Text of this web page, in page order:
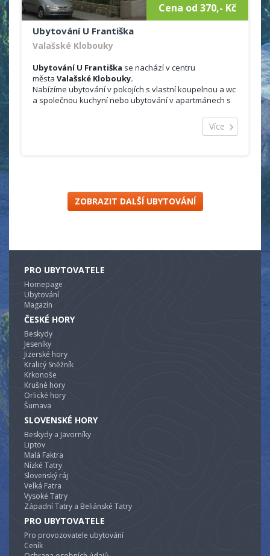
Cena od 370,- Kč
Ubytování U Františka
Valašské Klobouky
Ubytování U Františka se nachází v centru
města Valašské Klobouky.
Nabízíme ubytování v pokojích s vlastní koupelnou a wc
a společnou kuchyní nebo ubytování v apartmánech s
Více
ZOBRAZIT DALŠÍ UBYTOVÁNÍ
PRO UBYTOVATELE
Homepage
Ubytování
Magazín
ČESKÉ HORY
Beskydy
Jeseníky
Jizerské hory
Kralicý Sněžník
Krkonoše
Krušné hory
Orlické hory
Šumava
SLOVENSKÉ HORY
Beskydy a Javorníky
Liptov
Malá Faktra
Nízké Tatry
Slovenský ráj
Velká Fatra
Vysoké Tatry
Západní Tatry a Beliánské Tatry
PRO UBYTOVATELE
Pro provozovatele ubytování
Ceník